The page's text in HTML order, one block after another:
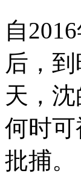
自
后，
天，
何时
批捕。